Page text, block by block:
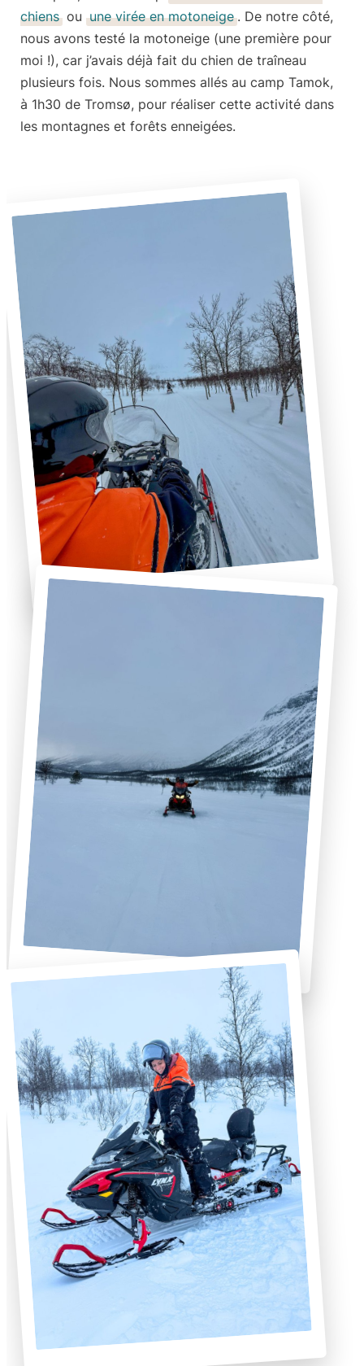
chiens ou une virée en motoneige . De notre côté,
nous avons testé la motoneige (une première pour
moi !), car j’avais déjà fait du chien de traîneau
plusieurs fois. Nous sommes allés au camp Tamok,
à 1h30 de Tromsø, pour réaliser cette activité dans
les montagnes et forêts enneigées.